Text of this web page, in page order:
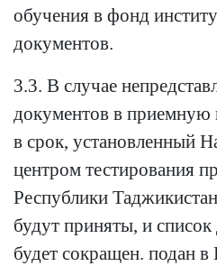
обучения в фонд
документов.
3.3. В случае
документов в приемную
в срок, установленный
центром тестирования
Республики
будут приняты, и список
будет сокращен. подан